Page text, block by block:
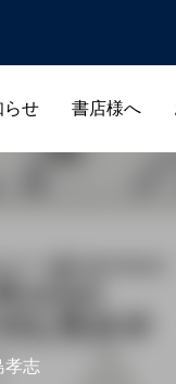
らせ 書店様へ
alsos.co.jp/
public_html/
志